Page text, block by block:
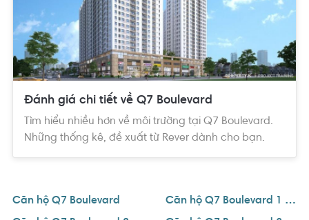
khu du lịch sinh thái biển Cần Giờ.
+ Dự án Q7 Boulevard Hưng Thịnh chỉ cách khu đô thị Thủ
Thiêm 6km, Phú Mỹ Hưng 2km, Cầu Phú Mỹ 2km, chợ Bến Thành
7km.
Không những thế, đường đến Quận 2 thông qua cầu Phú Mỹ
cũng là 1 điểm cộng cho dự án khi ngày nay tuyến đường cao
tốc TP.HCM - Long Thành - Dầu Giây đã đi vào hoạt động. Hơn
nữa, cư dân sống tại đây còn được tận hưởng một môi trường
sống tron lành khi dự án nằm cạnh bờ sông Phú Xuân luôn lộng
Đánh giá chi tiết về Q7 Boulevard
Tìm hiểu nhiều hơn về môi trường tại Q7 Boulevard.
Những thống kê, đề xuất từ Rever dành cho bạn.
Căn hộ Q7 Boulevard
Căn hộ Q7 Boulevard 1 phòng ngủ